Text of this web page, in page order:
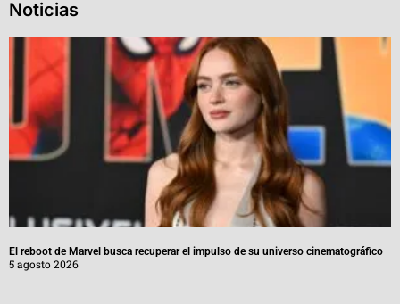
Noticias
El reboot de Marvel busca recuperar el impulso de su universo cinematográfico
5 agosto 2026